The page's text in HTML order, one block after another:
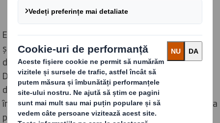
Evenimentul a reunit producători, procesatori, retaileri
și furnizori de inovație, oferind un spațiu valoros de
dialog despre tendințele din segmentul fresh. Pentru
DS Smith, prezența acest eveniment etalon organizat
de
Modern Buyera reprezentat o oportunitate de a
împărtăși expertiza tehnică, de a consolida relații și de a
prezenta cele mai recente soluții circulare.